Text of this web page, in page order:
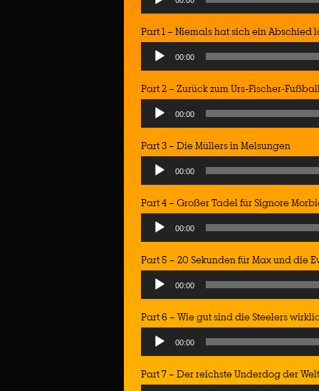
Player
Part 1 – Niemals hat sich ein Abschied
Audio
Player
00:00
Part 2 – Zurück zum Urs-Fischer-
Audio
Player
00:00
Part 3 – Die Müllers in Melsungen
Audio
Player
00:00
Part 4 – Großer Tadel für Signore
Audio
Player
00:00
Part 5 – 20 Sekunden für Max und die
Audio
Player
00:00
Part 6 – Wie gut sind die Steelers
Audio
Player
00:00
Part 7 – Der reichste Underdog der Welt